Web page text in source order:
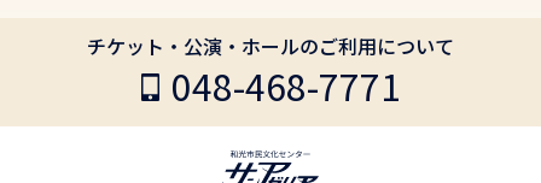
チケット・公演・ホールのご利用について
048-468-7771